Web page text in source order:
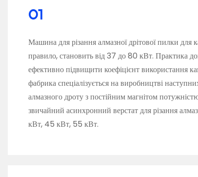
01
Машина для різання алмазної дрітової пилки для
правило, становить від 37 до 80 кВт. Практика
ефективно підвищити коефіцієнт використання
фабрика спеціалізується на виробництві
алмазного дроту з постійним магнітом
звичайний асинхронний верстат для різання
кВт, 45 кВт, 55 кВт.